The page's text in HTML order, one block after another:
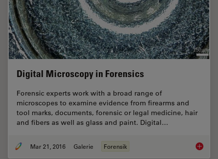
Digital Microscopy in Forensics
Forensic experts work with a broad range of
microscopes to examine evidence from firearms and
tool marks, documents, forensic or legal medicine, hair
and fibers as well as glass and paint. Digital…
Mar 21, 2016 Galerie Forensik Digital